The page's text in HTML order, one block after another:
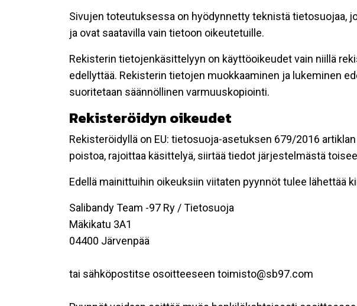
Sivujen toteutuksessa on hyödynnetty teknistä tietosuojaa,
ja ovat saatavilla vain tietoon oikeutetuille.
Rekisterin tietojenkäsittelyyn on käyttöoikeudet vain niillä
edellyttää. Rekisterin tietojen muokkaaminen ja lukeminen
suoritetaan säännöllinen varmuuskopiointi.
Rekisteröidyn oikeudet
Rekisteröidyllä on EU: tietosuoja-asetuksen 679/2016
poistoa, rajoittaa käsittelyä, siirtää tiedot järjestelmästä
Edellä mainittuihin oikeuksiin viitaten pyynnöt tulee lähettää
Salibandy Team -97 Ry / Tietosuoja
Mäkikatu 3A1
04400 Järvenpää
tai sähköpostitse osoitteeseen toimisto@sb97.com